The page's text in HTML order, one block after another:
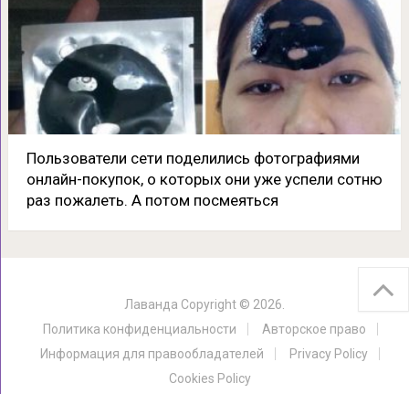
Пользователи сети поделились фотографиями
онлайн-покупок, о которых они уже успели сотню
раз пожалеть. А потом посмеяться
Лаванда Copyright © 2026.
Политика конфиденциальности
Авторское право
Информация для правообладателей
Privacy Policy
Cookies Policy